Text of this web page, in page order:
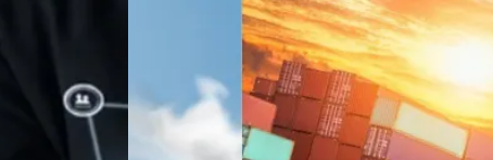
İthalat İhracat
Dernekler ve
Birlikler
Kiralama
Servisleri